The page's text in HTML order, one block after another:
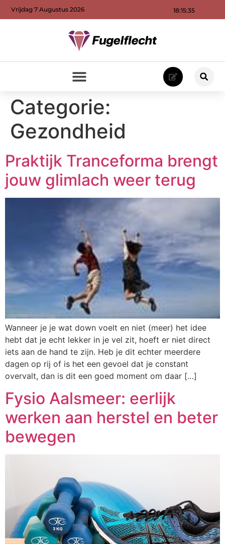
18:15:37
Vrijdag 7 Augustus 2026
Categorie:
Gezondheid
Praktijk Tranceforma brengt
jouw glimlach weer terug
Wanneer je je wat down voelt en niet (meer) het idee
hebt dat je echt lekker in je vel zit, hoeft er niet direct
iets aan de hand te zijn. Heb je dit echter meerdere
dagen op rij of is het een gevoel dat je constant
overvalt, dan is dit een goed moment om daar […]
Fysio Aalsmeer: eerlijk
werken aan herstel en beter
bewegen